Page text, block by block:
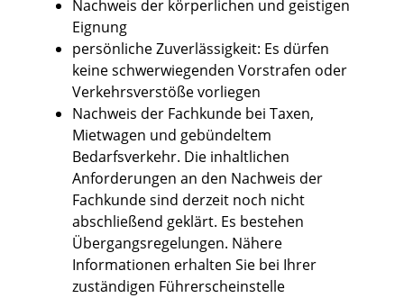
Nachweis der körperlichen und geistigen
Eignung
persönliche Zuverlässigkeit: Es dürfen
keine schwerwiegenden Vorstrafen oder
Verkehrsverstöße vorliegen
Nachweis der Fachkunde bei Taxen,
Mietwagen und gebündeltem
Bedarfsverkehr. Die inhaltlichen
Anforderungen an den Nachweis der
Fachkunde sind derzeit noch nicht
abschließend geklärt. Es bestehen
Übergangsregelungen. Nähere
Informationen erhalten Sie bei Ihrer
zuständigen Führerscheinstelle